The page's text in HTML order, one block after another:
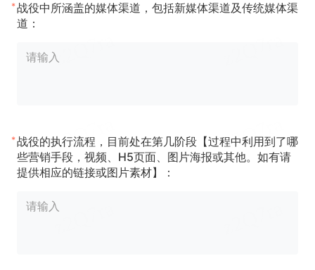
*战役中所涵盖的媒体渠道，包括新媒体渠道及传统媒体渠
道：
*战役的执行流程，目前处在第几阶段【过程中利用到了哪
些营销手段，视频、H5页面、图片海报或其他。如有请
提供相应的链接或图片素材】：